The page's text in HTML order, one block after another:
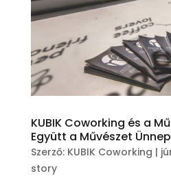
KUBIK Coworking és a
Együtt a Művészet
Szerző: KUBIK Coworking |
story